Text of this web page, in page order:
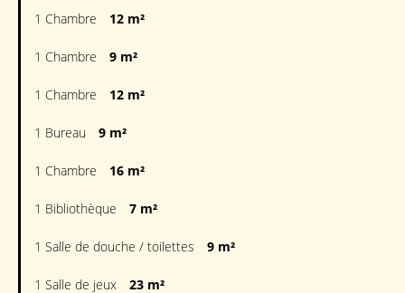
1 Chambre 12 m²
1 Chambre 9 m²
1 Chambre 12 m²
1 Bureau 9 m²
1 Chambre 16 m²
1 Bibliothèque 7 m²
1 Salle de douche / toilettes 9 m²
1 Salle de jeux 23 m²